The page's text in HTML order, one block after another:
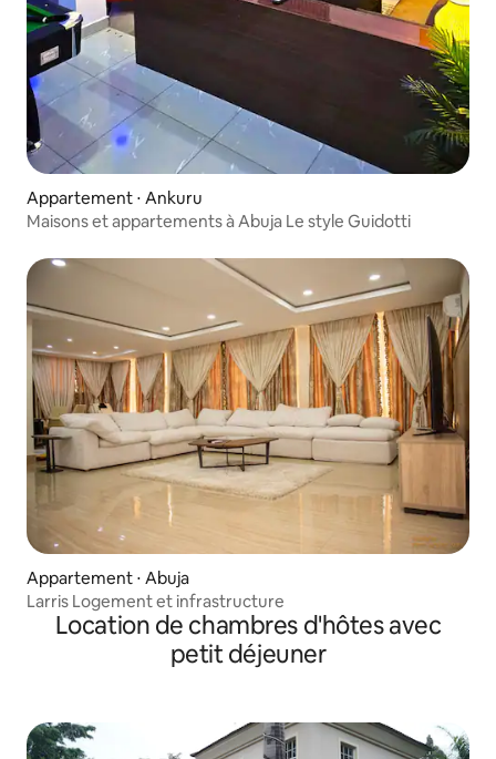
Appartement ⋅ Ankuru
Maisons et appartements à Abuja Le style Guidotti
Appartement ⋅ Abuja
Larris Logement et infrastructure
Location de chambres d'hôtes avec
petit déjeuner